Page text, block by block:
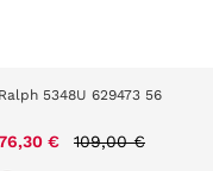
Ralph 5348U 629473 56
€ Price reduced
109,00 €